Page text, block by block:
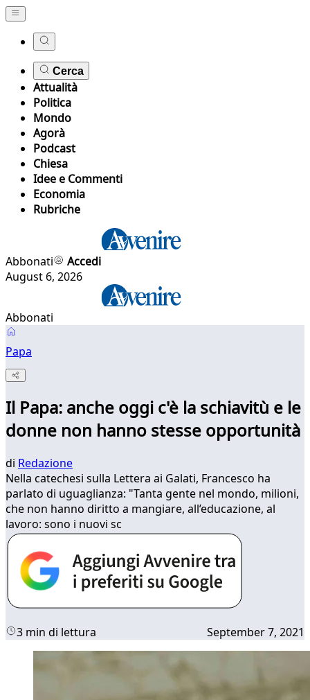
Cerca
Attualità
Politica
Mondo
Agorà
Podcast
Chiesa
Idee e Commenti
Economia
Rubriche
Abbonati
Accedi
August 6, 2026
Abbonati
Papa
Il Papa: anche oggi c'è la schiavitù e le
donne non hanno stesse opportunità
di Redazione
Nella catechesi sulla Lettera ai Galati, Francesco ha
parlato di uguaglianza: "Tanta gente nel mondo, milioni,
che non hanno diritto a mangiare, all’educazione, al
lavoro: sono i nuovi sc
3 min di lettura September 7, 2021